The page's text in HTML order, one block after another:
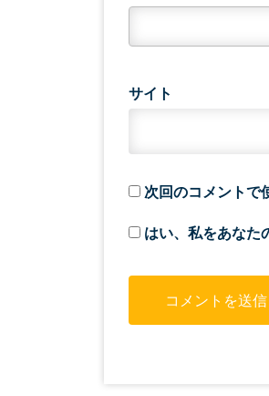
サイト
次回のコメントで
はい、私をあなた